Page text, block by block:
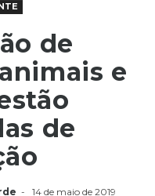
de
e
de
-
14 de maio de 2019